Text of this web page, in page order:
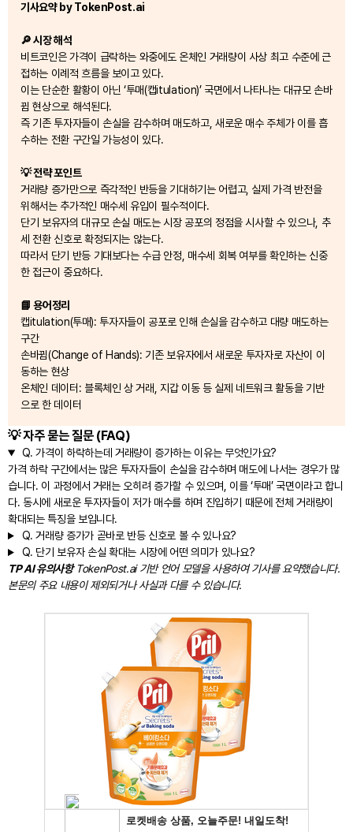
기사요약 by TokenPost.ai
🔎 시장 해석
비트코인은 가격이 급락하는 와중에도 온체인 거래량이 사상 최고 수준에 근
접하는 이례적 흐름을 보이고 있다.
이는 단순한 활황이 아닌 ‘투매(캡itulation)’ 국면에서 나타나는 대규모 손바
뀜 현상으로 해석된다.
즉 기존 투자자들이 손실을 감수하며 매도하고, 새로운 매수 주체가 이를 흡
수하는 전환 구간일 가능성이 있다.
💡 전략 포인트
거래량 증가만으로 즉각적인 반등을 기대하기는 어렵고, 실제 가격 반전을
위해서는 추가적인 매수세 유입이 필수적이다.
단기 보유자의 대규모 손실 매도는 시장 공포의 정점을 시사할 수 있으나, 추
세 전환 신호로 확정되지는 않는다.
따라서 단기 반등 기대보다는 수급 안정, 매수세 회복 여부를 확인하는 신중
한 접근이 중요하다.
📘 용어정리
캡itulation(투매): 투자자들이 공포로 인해 손실을 감수하고 대량 매도하는
구간
손바뀜(Change of Hands): 기존 보유자에서 새로운 투자자로 자산이 이
동하는 현상
온체인 데이터: 블록체인 상 거래, 지갑 이동 등 실제 네트워크 활동을 기반
으로 한 데이터
💡 자주 묻는 질문 (FAQ)
Q. 가격이 하락하는데 거래량이 증가하는 이유는 무엇인가요?
가격 하락 구간에서는 많은 투자자들이 손실을 감수하며 매도에 나서는 경우가 많
습니다. 이 과정에서 거래는 오히려 증가할 수 있으며, 이를 ‘투매’ 국면이라고 합니
다. 동시에 새로운 투자자들이 저가 매수를 하며 진입하기 때문에 전체 거래량이
확대되는 특징을 보입니다.
Q. 거래량 증가가 곧바로 반등 신호로 볼 수 있나요?
Q. 단기 보유자 손실 확대는 시장에 어떤 의미가 있나요?
TP AI 유의사항TokenPost.ai 기반 언어 모델을 사용하여 기사를 요약했습니다.
본문의 주요 내용이 제외되거나 사실과 다를 수 있습니다.